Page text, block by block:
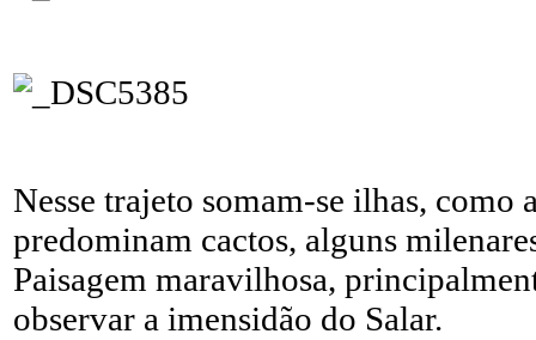
Nesse trajeto somam-se ilhas, como
predominam cactos, alguns
Paisagem maravilhosa,
observar a imensidão do Salar.